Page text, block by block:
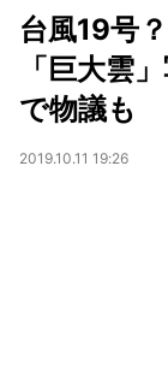
台風19号
「巨大雲
で物議も
2019.10.11 19:26